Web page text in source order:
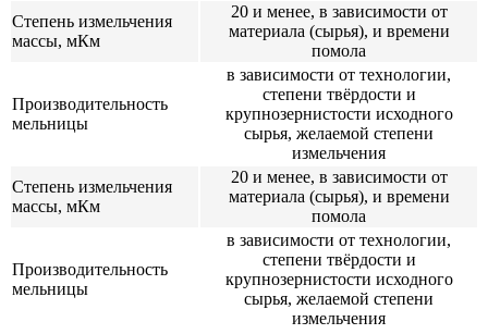
Степень измельчения
массы, мКм
20 и менее, в зависимости от
материала (сырья), и времени
помола
Производительность
мельницы
в зависимости от технологии,
степени твёрдости и
крупнозернистости исходного
сырья, желаемой степени
измельчения
Степень измельчения
массы, мКм
20 и менее, в зависимости от
материала (сырья), и времени
помола
Производительность
мельницы
в зависимости от технологии,
степени твёрдости и
крупнозернистости исходного
сырья, желаемой степени
измельчения